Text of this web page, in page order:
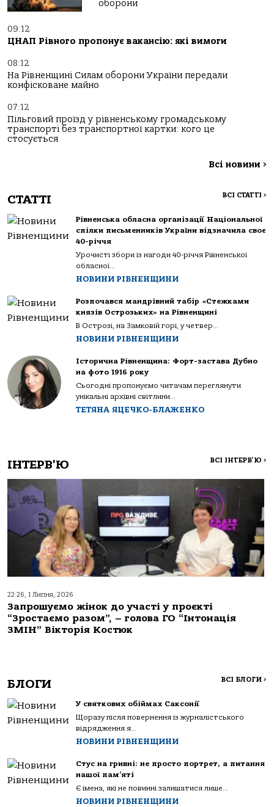
оборони
09:12
ЦНАП Рівного пропонує вакансію: які вимоги
08:12
На Рівненщині Силам оборони України передали
конфісковане майно
07:12
Пільговий проїзд у рівненському громадському
транспорті без транспортної картки: кого це
стосується
Всі новини >
СТАТТІ ВСІ СТАТТІ >
Рівненська обласна організації Національної
спілки письменників України відзначила своє
40-річчя
Урочисті збори із нагоди 40-річчя Рівненської
обласної...
НОВИНИ РІВНЕНЩИНИ
Розпочався мандрівний табір «Стежками
князів Острозьких» на Рівненщині
В Острозі, на Замковій горі, у четвер...
НОВИНИ РІВНЕНЩИНИ
Історична Рівненщина: Форт-застава Дубно
на фото 1916 року
Сьогодні пропонуємо читачам переглянути
унікальні архівні світлини...
ТЕТЯНА ЯЦЕЧКО-БЛАЖЕНКО
ІНТЕРВ'Ю ВСІ ІНТЕРВ'Ю >
22:26, 1 Липня, 2026
Запрошуємо жінок до участі у проєкті
“Зростаємо разом”, – голова ГО “Інтонація
ЗМІН” Вікторія Костюк
БЛОГИ ВСІ БЛОГИ >
У святкових обіймах Саксонії
Щоразу після повернення із журналістського
відрядження я...
НОВИНИ РІВНЕНЩИНИ
Стус на гривні: не просто портрет, а питання
нашої пам’яті
Є імена, які не повинні залишатися лише...
НОВИНИ РІВНЕНЩИНИ